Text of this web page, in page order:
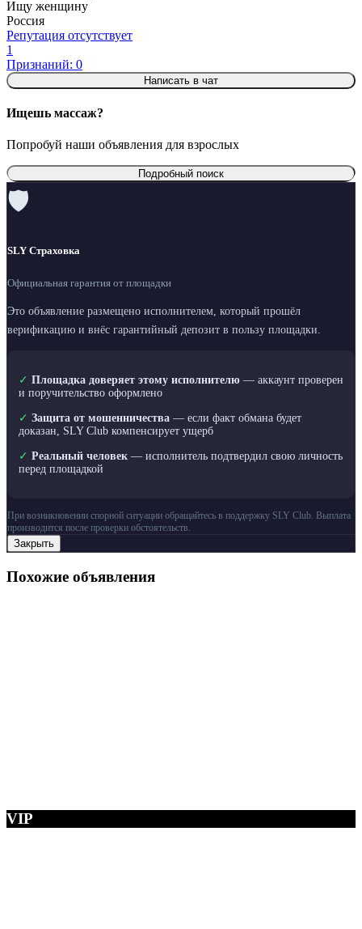
Ищу женщину
Россия
Репутация отсутствует
1
Признаний: 0
Написать в чат
Ищешь массаж?
Попробуй наши объявления для взрослых
Подробный поиск
🛡
SLY Страховка
Официальная гарантия от площадки
Это объявление размещено исполнителем, который прошёл
верификацию и внёс гарантийный депозит в пользу площадки.
✓ Площадка доверяет этому исполнителю — аккаунт проверен
и поручительство оформлено
✓ Защита от мошенничества — если факт обмана будет
доказан, SLY Club компенсирует ущерб
✓ Реальный человек — исполнитель подтвердил свою личность
перед площадкой
При возникновении спорной ситуации обращайтесь в поддержку SLY Club. Выплата
производится после проверки обстоятельств.
Закрыть
Похожие объявления
VIP